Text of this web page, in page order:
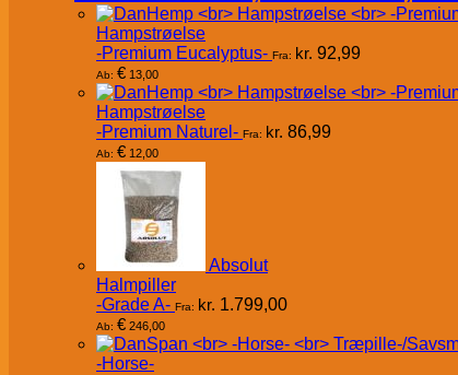
Hampstrøelse
-Premium Eucalyptus- Fra: kr. 92,99
Ab: € 13,00
Hampstrøelse
-Premium Naturel- Fra: kr. 86,99
Ab: € 12,00
Absolut
Halmpiller
-Grade A- Fra: kr. 1.799,00
Ab: € 246,00
-Horse-